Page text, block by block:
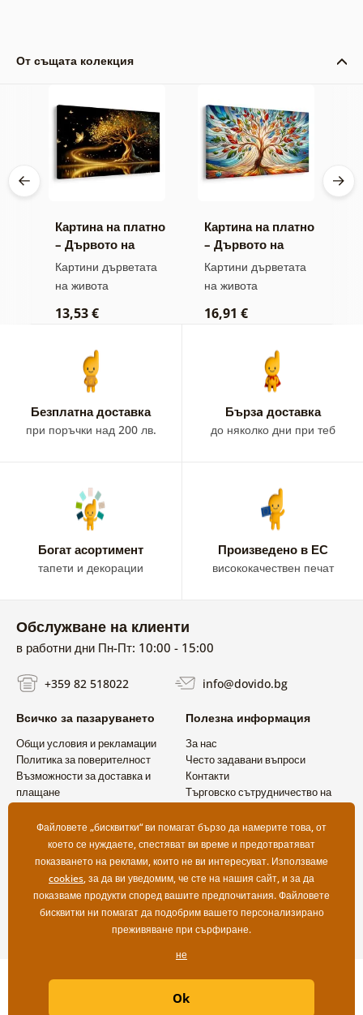
От същата колекция
Картина на платно
– Дървото на
живота златна
магия
Картини дърветата
на живота
13,53 €
Картина на платно
– Дървото на
живота във
витраж
Картини дърветата
на живота
16,91 €
Безплатна доставка
при поръчки над 200 лв.
Бързa доставка
до няколко дни при теб
Богат асортимент
тапети и декорации
Произведено в ЕС
висококачествен печат
Обслужване на клиенти
в работни дни Пн-Пт: 10:00 - 15:00
+359 82 518022 info@dovido.bg
Всичко за пазаруването
Общи условия и рекламации
Политика за поверителност
Възможности за доставка и
плащане
Полезна информация
За нас
Често задавани въпроси
Контакти
Търговско сътрудничество на
Copyright ©2019 © Dovido.bg.
| Онлайн магазинът е създаден от
Файловете „бисквитки“ ви помагат бързо да намерите това, от
което се нуждаете, спестяват ви време и предотвратяват
показването на реклами, които не ви интересуват. Използваме
cookies, за да ви уведомим, че сте на нашия сайт, и за да
показваме продукти според вашите предпочитания. Файловете
бисквитки ни помагат да подобрим вашето персонализирано
преживяване при сърфиране.
не
Ok